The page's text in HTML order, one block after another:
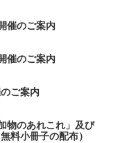
催のご案内
催のご案内
ご案内
物のあれこれ」及び
料小冊子の配布）